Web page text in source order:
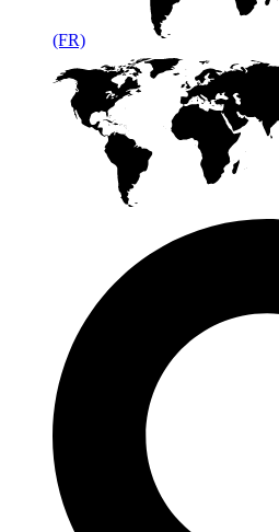
(FR)